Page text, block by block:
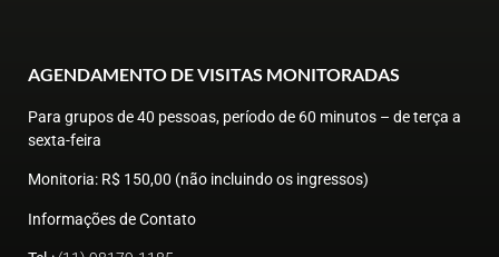
AGENDAMENTO DE VISITAS MONITORADAS
Para grupos de 40 pessoas, período de 60 minutos – de terça a
sexta-feira
Monitoria: R$ 150,00 (não incluindo os ingressos)
Informações de Contato